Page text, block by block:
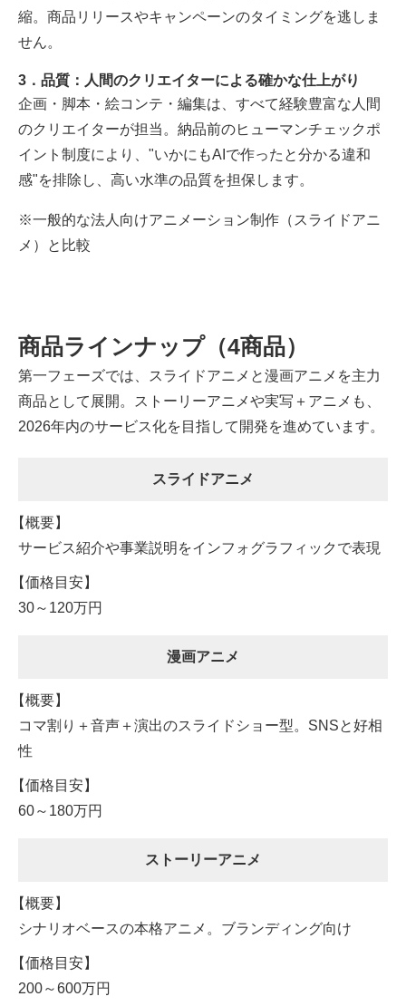
縮。商品リリースやキャンペーンのタイミングを逃しま
せん。
3．品質：人間のクリエイターによる確かな仕上がり
企画・脚本・絵コンテ・編集は、すべて経験豊富な人間
のクリエイターが担当。納品前のヒューマンチェックポ
イント制度により、"いかにもAIで作ったと分かる違和
感"を排除し、高い水準の品質を担保します。
※一般的な法人向けアニメーション制作（スライドアニ
メ）と比較
商品ラインナップ（4商品）
第一フェーズでは、スライドアニメと漫画アニメを主力
商品として展開。ストーリーアニメや実写＋アニメも、
2026年内のサービス化を目指して開発を進めています。
スライドアニメ
サービス紹介や事業説明をインフォグラフィックで表現
30～120万円
漫画アニメ
コマ割り＋音声＋演出のスライドショー型。SNSと好相
性
60～180万円
ストーリーアニメ
シナリオベースの本格アニメ。ブランディング向け
200～600万円